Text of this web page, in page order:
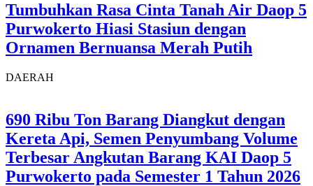
Tumbuhkan Rasa Cinta Tanah Air Daop 5
Purwokerto Hiasi Stasiun dengan
Ornamen Bernuansa Merah Putih
DAERAH
690 Ribu Ton Barang Diangkut dengan
Kereta Api, Semen Penyumbang Volume
Terbesar Angkutan Barang KAI Daop 5
Purwokerto pada Semester 1 Tahun 2026